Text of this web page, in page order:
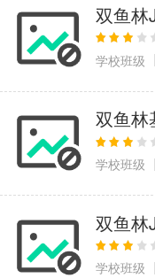
图像拍照
9百+款应用
双鱼林
学校班级
双鱼林
学校班级
双鱼林
学校班级